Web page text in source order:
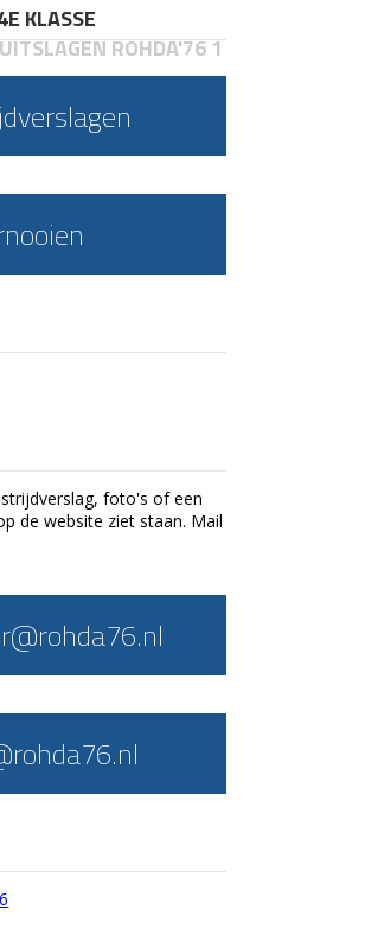
KLASSE
ROHDA'76 1
foto's of een
de website ziet staan. Mail